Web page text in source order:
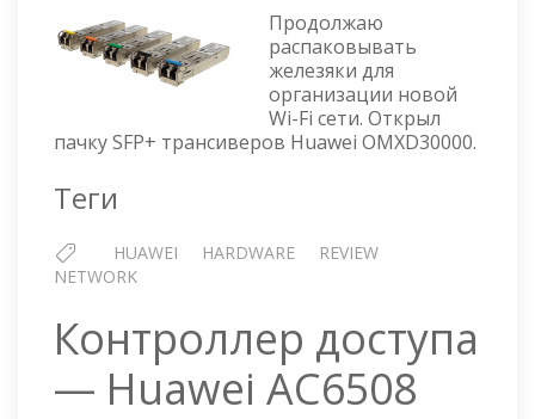
HUAWEI
OMXD30000
Продолжаю
распаковывать
железяки для
организации новой
Wi-Fi сети. Открыл
пачку SFP+ трансиверов Huawei OMXD30000.
Теги
HUAWEI HARDWARE
REVIEW
NETWORK
Контроллер доступа
— Huawei AC6508